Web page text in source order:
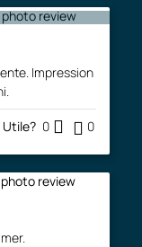
Impression
Utile? 0 0